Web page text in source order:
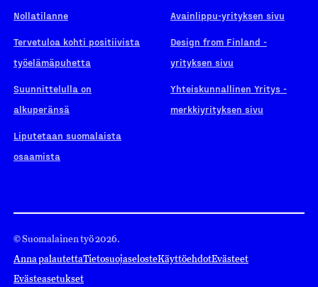
Nollatilanne
Tervetuloa kohti positiivista
työelämäpuhetta
Suunnittelulla on
alkuperänsä
Liputetaan suomalaista
osaamista
Avainlippu-yrityksen sivu
Design from Finland -
yrityksen sivu
Yhteiskunnallinen Yritys -
merkkiyrityksen sivu
© Suomalainen työ 2026.
Anna palautettaTietosuojaselosteKäyttöehdotEvästeet
Evästeasetukset